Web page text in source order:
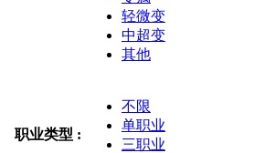
轻微变
中超变
其他
职业类型 :
不限
单职业
三职业